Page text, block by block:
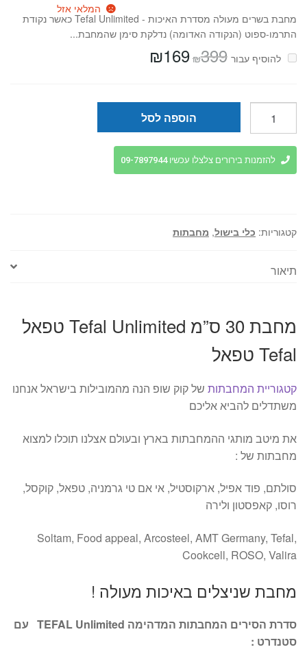
מחבת בשרים מעולה מסדרת האיכות - Tefal Unlimited כאשר נקודת
התרמו-ספוט (הנקודה האדומה) נדלקת סימן שהמחבת...
להוסיף⁦⁩ עבור
₪399 המחיר
המקורי₪169
המלאי אזל
מחבת
30
ס”מ
טפאל
טפאל
הוספה לסל
להזמנות בירורים צלצלו עכשיו 09-7897944
קטגוריות: כלי בישול, מחבתות
תיאור
מחבת 30 ס”מ Tefal Unlimited טפאל
Tefal טפאל
קטגוריית המחבתות של קוק שופ הנה מהמובילות בישראל אנחנו
משתדלים להביא אליכם
את מיטב מותגי ההמחבתות בארץ ובעולם אצלנו תוכלו למצוא
מחבתות של :
סולתם, פוד אפיל, ארקוסטיל, אי אם טי גרמניה, טפאל, קוקסל,
רוסו, קאפסטון ולירה
Soltam, Food appeal, Arcosteel, AMT Germany, Tefal,
Cookcell, ROSO, Valira
מחבת שניצלים באיכות מעולה !
סדרת הסירים המחבתות המדהימה TEFAL Unlimited עם
סטנדרט :